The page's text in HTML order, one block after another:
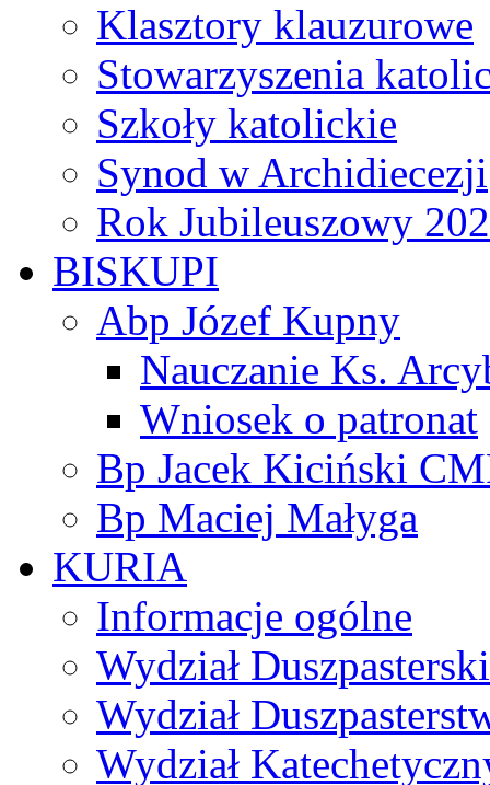
Klasztory klauzurowe
Stowarzyszenia
Szkoły katolickie
Synod w Archidiecezji
Rok Jubileuszowy
BISKUPI
Abp Józef Kupny
Nauczanie Ks.
Wniosek o patronat
Bp Jacek Kiciński
Bp Maciej Małyga
KURIA
Informacje ogólne
Wydział Duszpasterski
Wydział
Wydział